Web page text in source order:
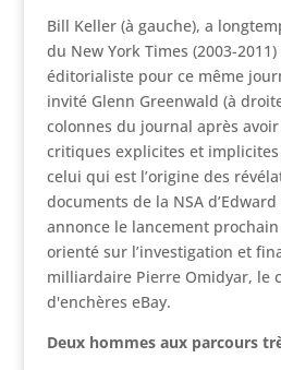
Bill Keller (à gauche), a
du New York Times (2003-
éditorialiste pour ce même
invité Glenn Greenwald (à
colonnes du journal après
critiques explicites et
celui qui est l’origine des
documents de la NSA
annonce le lancement
orienté sur l’investigation et
milliardaire Pierre Omidyar, le
d'enchères eBay.
Deux hommes aux parcours